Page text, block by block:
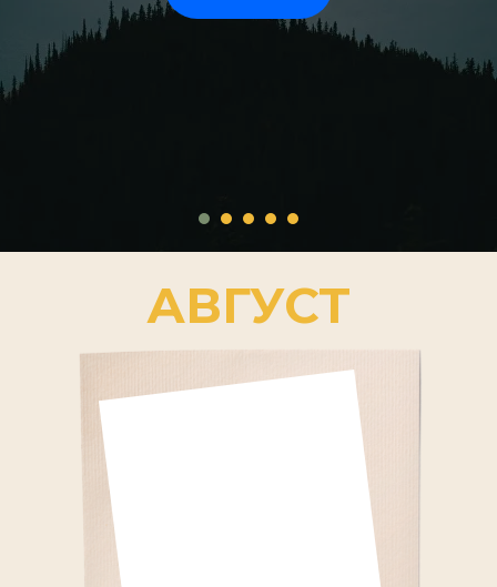
АВГУСТ